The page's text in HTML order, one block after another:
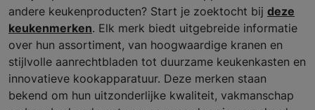
andere keukenproducten? Start je zoektocht bij deze
keukenmerken. Elk merk biedt uitgebreide informatie
over hun assortiment, van hoogwaardige kranen en
stijlvolle aanrechtbladen tot duurzame keukenkasten en
innovatieve kookapparatuur. Deze merken staan
bekend om hun uitzonderlijke kwaliteit, vakmanschap